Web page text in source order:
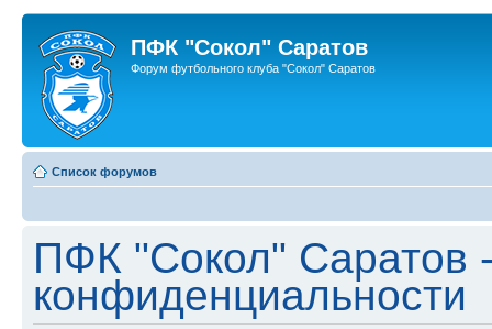
ПФК "Сокол" Саратов
Форум футбольного клуба "Сокол" Саратов
Список форумов
ПФК "Сокол" Саратов
конфиденциальности